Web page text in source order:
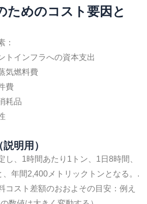
ためのコスト要因と
：
トインフラへの資本支出
気燃料費
費
耗品
明用）
し、1時間あたり1トン、1日8時間、
年間2,400メトリックトンとなる。.
コスト差額のおおよその目安：例え